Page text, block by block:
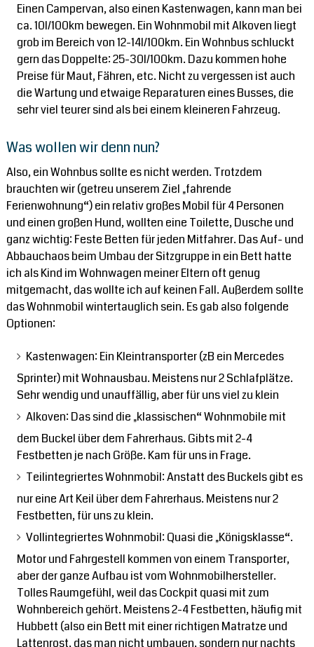
Einen Campervan, also einen Kastenwagen, kann man bei
ca. 10l/100km bewegen. Ein Wohnmobil mit Alkoven liegt
grob im Bereich von 12-14l/100km. Ein Wohnbus schluckt
gern das Doppelte: 25-30l/100km. Dazu kommen hohe
Preise für Maut, Fähren, etc. Nicht zu vergessen ist auch
die Wartung und etwaige Reparaturen eines Busses, die
sehr viel teurer sind als bei einem kleineren Fahrzeug.
Was wollen wir denn nun?
Also, ein Wohnbus sollte es nicht werden. Trotzdem
brauchten wir (getreu unserem Ziel „fahrende
Ferienwohnung“) ein relativ großes Mobil für 4 Personen
und einen großen Hund, wollten eine Toilette, Dusche und
ganz wichtig: Feste Betten für jeden Mitfahrer. Das Auf- und
Abbauchaos beim Umbau der Sitzgruppe in ein Bett hatte
ich als Kind im Wohnwagen meiner Eltern oft genug
mitgemacht, das wollte ich auf keinen Fall. Außerdem sollte
das Wohnmobil wintertauglich sein. Es gab also folgende
Optionen:
Kastenwagen: Ein Kleintransporter (zB ein Mercedes
Sprinter) mit Wohnausbau. Meistens nur 2 Schlafplätze.
Sehr wendig und unauffällig, aber für uns viel zu klein
Alkoven: Das sind die „klassischen“ Wohnmobile mit
dem Buckel über dem Fahrerhaus. Gibts mit 2-4
Festbetten je nach Größe. Kam für uns in Frage.
Teilintegriertes Wohnmobil: Anstatt des Buckels gibt es
nur eine Art Keil über dem Fahrerhaus. Meistens nur 2
Festbetten, für uns zu klein.
Vollintegriertes Wohnmobil: Quasi die „Königsklasse“.
Motor und Fahrgestell kommen von einem Transporter,
aber der ganze Aufbau ist vom Wohnmobilhersteller.
Tolles Raumgefühl, weil das Cockpit quasi mit zum
Wohnbereich gehört. Meistens 2-4 Festbetten, häufig mit
Hubbett (also ein Bett mit einer richtigen Matratze und
Lattenrost, das man nicht umbauen, sondern nur nachts